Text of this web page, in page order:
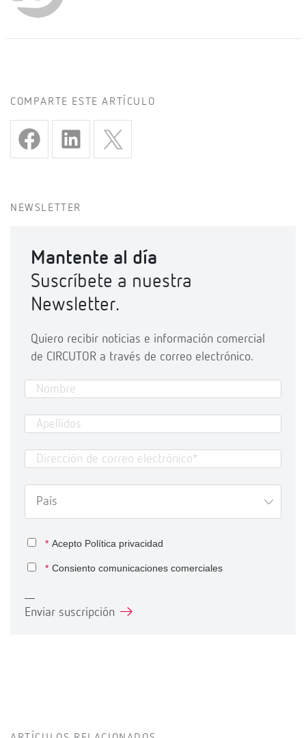
COMPARTE ESTE ARTÍCULO
NEWSLETTER
Mantente al día
Suscríbete a nuestra
Newsletter.
Quiero recibir noticias e información comercial
de CIRCUTOR a través de correo electrónico.
* Acepto Política privacidad
* Consiento comunicaciones comerciales
Enviar suscripción